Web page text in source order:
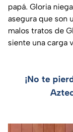
papá. Gloria
asegura que son
malos tratos de
siente una carga
¡No te